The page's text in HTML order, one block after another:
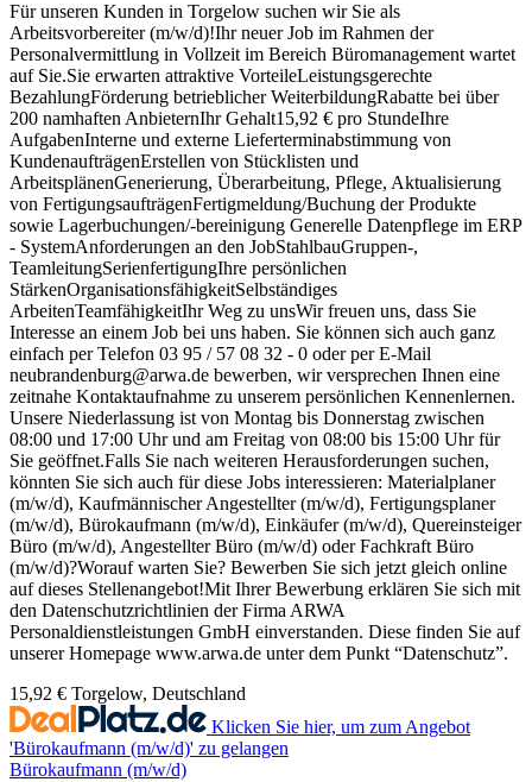
Für unseren Kunden in Torgelow suchen wir Sie als
Arbeitsvorbereiter (m/w/d)!Ihr neuer Job im Rahmen der
Personalvermittlung in Vollzeit im Bereich Büromanagement wartet
auf Sie.Sie erwarten attraktive VorteileLeistungsgerechte
BezahlungFörderung betrieblicher WeiterbildungRabatte bei über
200 namhaften AnbieternIhr Gehalt15,92 € pro StundeIhre
AufgabenInterne und externe Lieferterminabstimmung von
KundenaufträgenErstellen von Stücklisten und
ArbeitsplänenGenerierung, Überarbeitung, Pflege, Aktualisierung
von FertigungsaufträgenFertigmeldung/Buchung der Produkte
sowie Lagerbuchungen/-bereinigung Generelle Datenpflege im ERP
- SystemAnforderungen an den JobStahlbauGruppen-,
TeamleitungSerienfertigungIhre persönlichen
StärkenOrganisationsfähigkeitSelbständiges
ArbeitenTeamfähigkeitIhr Weg zu unsWir freuen uns, dass Sie
Interesse an einem Job bei uns haben. Sie können sich auch ganz
einfach per Telefon 03 95 / 57 08 32 - 0 oder per E-Mail
neubrandenburg@arwa.de bewerben, wir versprechen Ihnen eine
zeitnahe Kontaktaufnahme zu unserem persönlichen Kennenlernen.
Unsere Niederlassung ist von Montag bis Donnerstag zwischen
08:00 und 17:00 Uhr und am Freitag von 08:00 bis 15:00 Uhr für
Sie geöffnet.Falls Sie nach weiteren Herausforderungen suchen,
könnten Sie sich auch für diese Jobs interessieren: Materialplaner
(m/w/d), Kaufmännischer Angestellter (m/w/d), Fertigungsplaner
(m/w/d), Bürokaufmann (m/w/d), Einkäufer (m/w/d), Quereinsteiger
Büro (m/w/d), Angestellter Büro (m/w/d) oder Fachkraft Büro
(m/w/d)?Worauf warten Sie? Bewerben Sie sich jetzt gleich online
auf dieses Stellenangebot!Mit Ihrer Bewerbung erklären Sie sich mit
den Datenschutzrichtlinien der Firma ARWA
Personaldienstleistungen GmbH einverstanden. Diese finden Sie auf
unserer Homepage www.arwa.de unter dem Punkt “Datenschutz”.
15,92 € Torgelow, Deutschland
Klicken Sie hier, um zum Angebot
'Bürokaufmann (m/w/d)' zu gelangen
Bürokaufmann (m/w/d)